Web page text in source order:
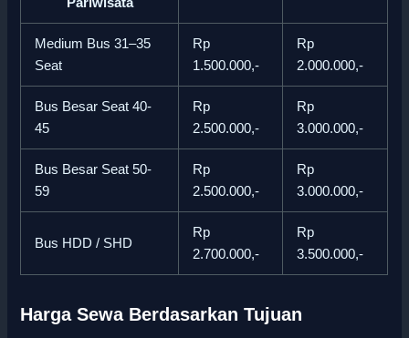
Pariwisata
Medium Bus 31–35
Seat
Rp
1.500.000,-
Rp
2.000.000,-
Bus Besar Seat 40-
45
Rp
2.500.000,-
Rp
3.000.000,-
Bus Besar Seat 50-
59
Rp
2.500.000,-
Rp
3.000.000,-
Bus HDD / SHD
Rp
2.700.000,-
Rp
3.500.000,-
Harga Sewa Berdasarkan Tujuan